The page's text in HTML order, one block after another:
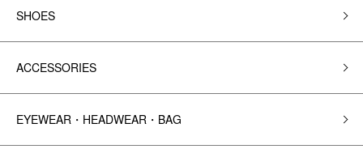
SHOES
ACCESSORIES
EYEWEAR・HEADWEAR・BAG